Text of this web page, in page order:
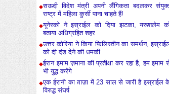
सऊदी विदेश मंत्री अपनी लैंगिकता बदलकर
राष्ट्र में महिला कुर्सी पाना चाहते हैं!
यूनेस्को ने इस्राईल को दिया झटका, यरूशलेम
बताया अधिग्रहित शहर
उत्तर कोरिया ने किया फ़िलिस्तीन का समर्थन,
को दी दंड देने की धमकी
ईरान इमाम ज़माना की प्रतीक्षा कर रहा है, हम इमाम
भी युद्ध करेंगे
एक ईरानी का ग़ाज़ा में 23 साल से जारी है इस्राईल
विरुद्ध संघर्ष